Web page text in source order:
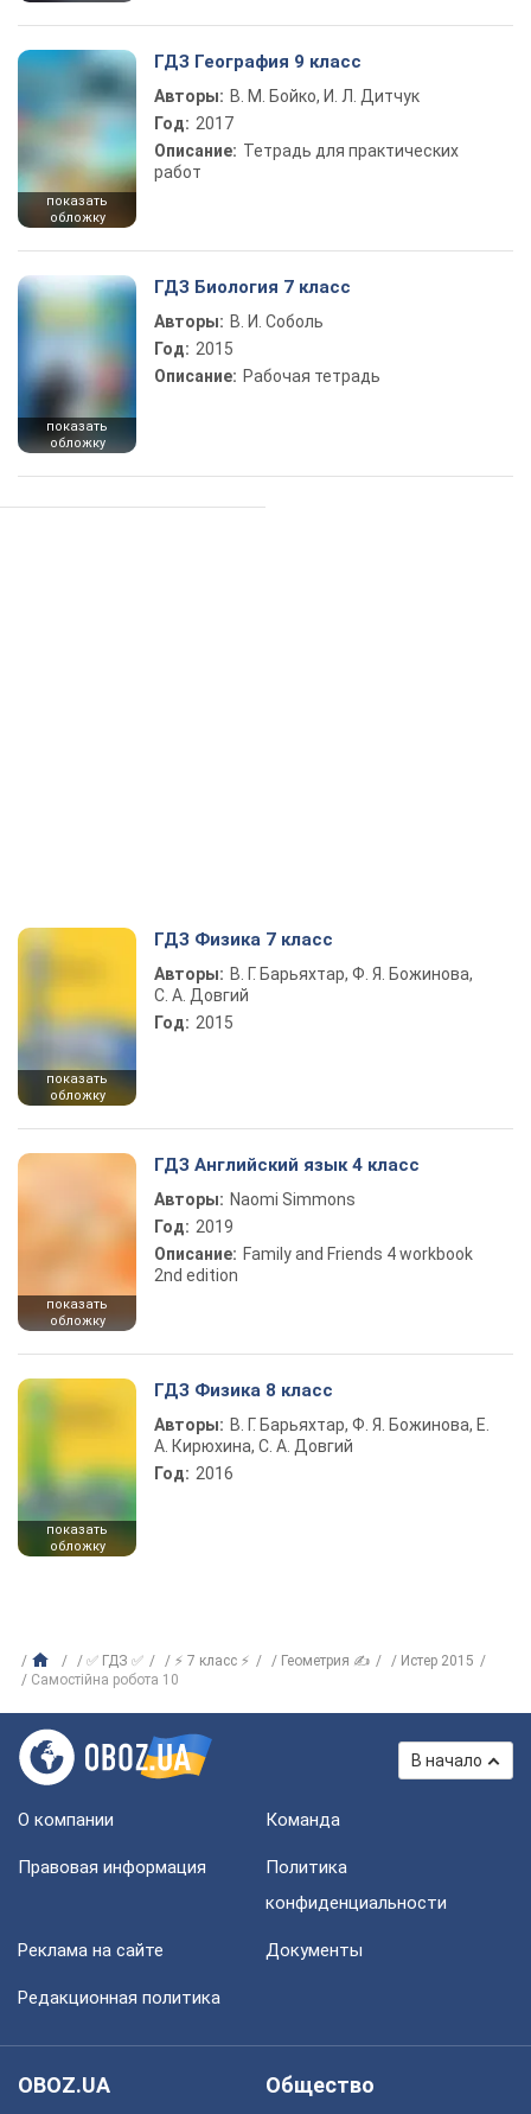
показать
обложку
ГДЗ География 9 класс
Авторы: В. М. Бойко, И. Л. Дитчук
Год: 2017
Описание: Тетрадь для практических
работ
показать
обложку
ГДЗ Биология 7 класс
Авторы: В. И. Соболь
Год: 2015
Описание: Рабочая тетрадь
показать
обложку
ГДЗ Физика 7 класс
Авторы: В. Г. Барьяхтар, Ф. Я. Божинова,
С. А. Довгий
Год: 2015
показать
обложку
ГДЗ Английский язык 4 класс
Авторы: Naomi Simmons
Год: 2019
Описание: Family and Friends 4 workbook
2nd edition
показать
обложку
ГДЗ Физика 8 класс
Авторы: В. Г. Барьяхтар, Ф. Я. Божинова, Е.
А. Кирюхина, С. А. Довгий
Год: 2016
✅ ГДЗ ✅ ⚡ 7 класс ⚡ Геометрия ✍
Истер 2015
Самостійна робота 10
В начало
О компании Команда
Правовая информация
Политика
конфиденциальности
Реклама на сайте Документы
Редакционная политика
OBOZ.UA
Общество